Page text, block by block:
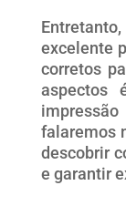
excelente
corretos
aspectos
falaremos
descobrir
e garantir